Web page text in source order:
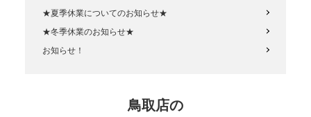
★夏季休業についてのお知らせ★
★冬季休業のお知らせ★
お知らせ！
鳥取店の